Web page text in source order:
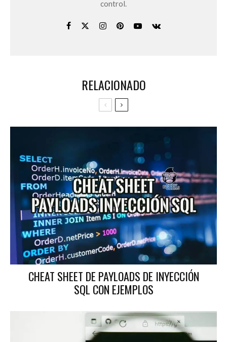
control.
RELACIONADO
CHEAT SHEET DE PAYLOADS DE INYECCIÓN
SQL CON EJEMPLOS